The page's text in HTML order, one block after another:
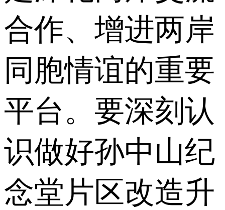
合作、增进两岸
同胞情谊的重要
平台。要深刻认
识做好孙中山纪
念堂片区改造升